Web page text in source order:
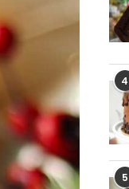
4
5